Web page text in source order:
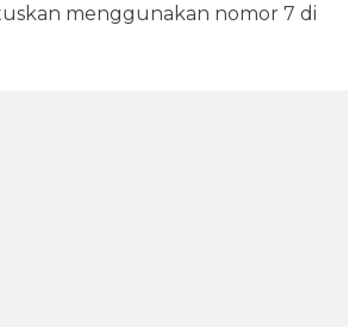
menggunakan nomor 7 di